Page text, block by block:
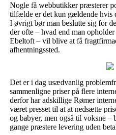
Nogle få webbutikker præsterer
tilfælde er det kun gældende hvis
I øvrigt bør man beslutte sig for
der ofte – hvad end man
Ebeltoft – vil blive at få
afhentningssted.
Det er i dag usædvanlig
sammenligne priser på flere
derfor har adskillige Rømer
været presset til at at nedsætte
og babyer, men også til voksne –
gange præstere levering uden